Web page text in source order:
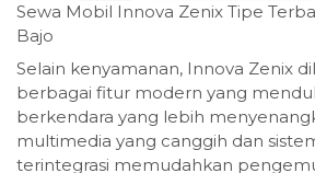
Sewa Mobil Innova Zenix Tipe
Bajo
Selain kenyamanan, Innova Zenix
berbagai fitur modern yang
berkendara yang lebih
multimedia yang canggih dan
terintegrasi memudahkan